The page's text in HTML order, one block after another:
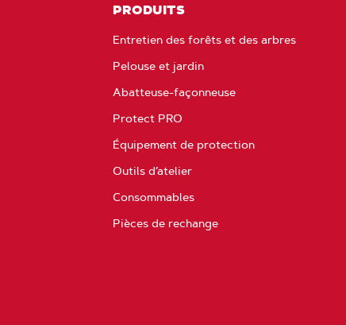
PRODUITS
Entretien des forêts et des arbres
Pelouse et jardin
Abatteuse-façonneuse
Protect PRO
Équipement de protection
Outils d’atelier
Consommables
Pièces de rechange